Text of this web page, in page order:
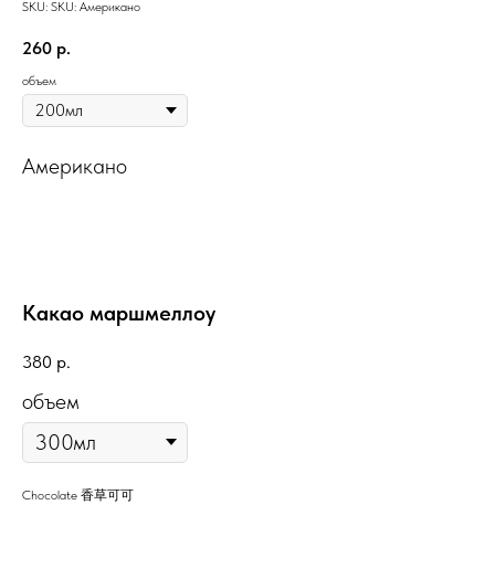
SKU: SKU: Американо
260 р.
объем
Американо
Какао маршмеллоу
380 р.
объем
Chocolate 香草可可